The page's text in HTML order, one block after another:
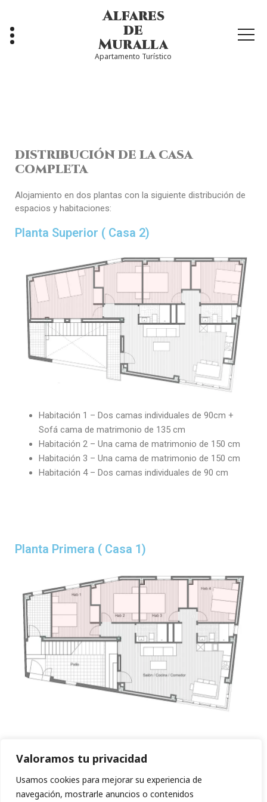
Valoramos tu privacidad
Usamos cookies para mejorar su experiencia de
navegación, mostrarle anuncios o contenidos
Alfares
de
Muralla
Apartamento Turístico
DISTRIBUCIÓN DE LA CASA
COMPLETA
Alojamiento en dos plantas con la siguiente distribución de
espacios y habitaciones:
Planta Superior ( Casa 2)
Habitación 1 – Dos camas individuales de 90cm +
Sofá cama de matrimonio de 135 cm
Habitación 2 – Una cama de matrimonio de 150 cm
Habitación 3 – Una cama de matrimonio de 150 cm
Habitación 4 – Dos camas individuales de 90 cm
Planta Primera ( Casa 1)
Habitación 1 – Dos camas individuales de
Habitación 2 – Una cama de matrimonio de 150
cm